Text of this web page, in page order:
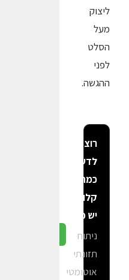
ליצוק
מעל
הסלט
לפני
ההגשה.
רוצה
לדעת
כמה
קלוריות
יש פה?
ניתוח
תזונתי
אוטומטי